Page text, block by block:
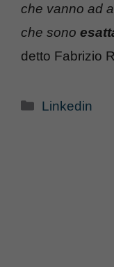
che vanno ad
che sono
detto Fabrizio
Categorie
Linkedin